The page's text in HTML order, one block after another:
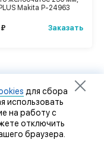
Makita P-24963
Заказать
для сбора
использовать
на работу с
отключить
браузера.